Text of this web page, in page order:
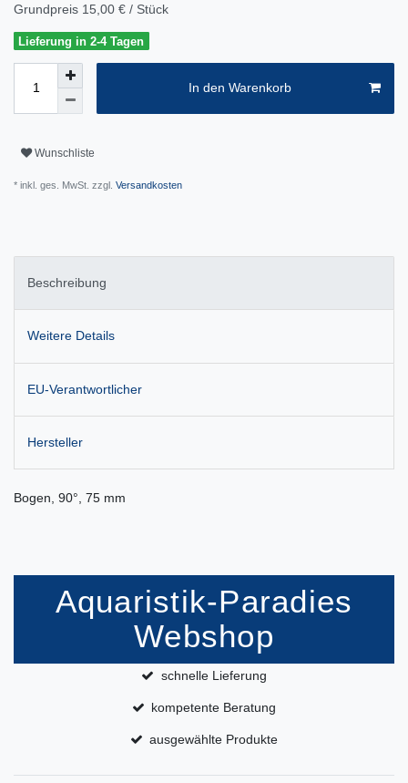
Grundpreis 15,00 € / Stück
Lieferung in 2-4 Tagen
In den Warenkorb
Wunschliste
* inkl. ges. MwSt. zzgl. Versandkosten
Beschreibung
Weitere Details
EU-Verantwortlicher
Hersteller
Bogen, 90°, 75 mm
Aquaristik-Paradies
Webshop
schnelle Lieferung
kompetente Beratung
ausgewählte Produkte